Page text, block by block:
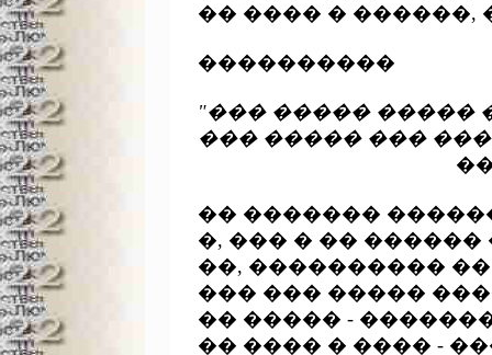
�� ���� � ������,
����������
"��� ����� �����
��� ����� ���
�� �������
�, ��� � ��
��, ����������
��� ��� �����
�� ����� -
�� ���� � ���� -